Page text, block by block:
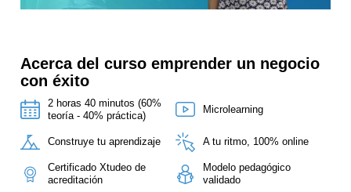
Acerca del curso emprender un negocio
con éxito
2 horas 40 minutos (60%
teoría - 40% práctica)
Microlearning
Construye tu aprendizaje A tu ritmo, 100% online
Certificado Xtudeo de
acreditación
Modelo pedagógico
validado